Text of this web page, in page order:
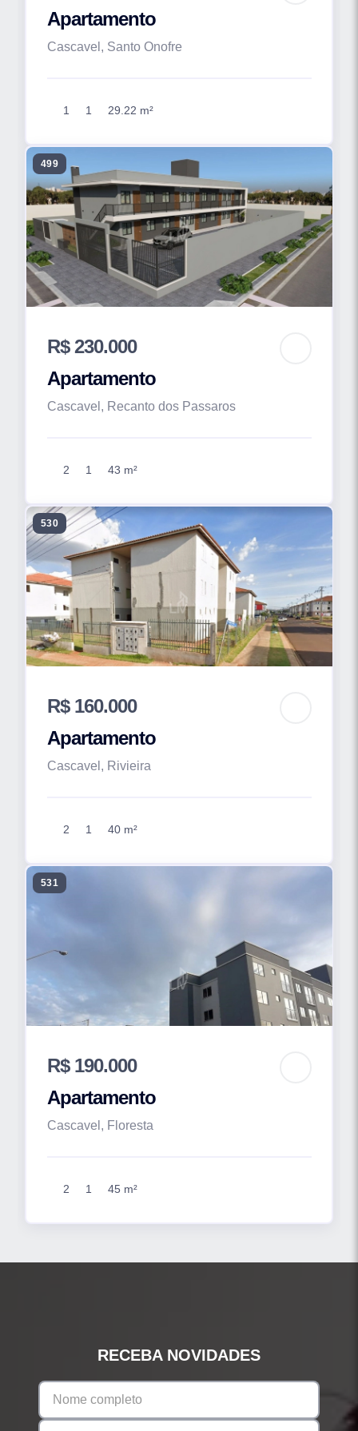
Apartamento
Cascavel, Santo Onofre
1 1 29.22 m²
499
R$ 230.000
Apartamento
Cascavel, Recanto dos Passaros
2 1 43 m²
530
R$ 160.000
Apartamento
Cascavel, Rivieira
2 1 40 m²
531
R$ 190.000
Apartamento
Cascavel, Floresta
2 1 45 m²
RECEBA NOVIDADES